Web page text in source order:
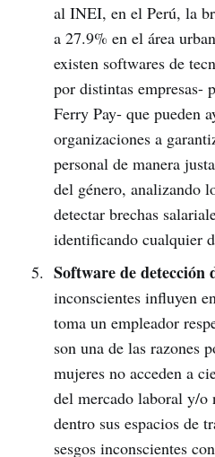
al INEI, en el Perú, la
a 27.9% en el área
existen softwares de
por distintas empresas-
Ferry Pay- que pueden
organizaciones a
personal de manera
del género, analizando
detectar brechas
identificando cualquier
Software de detección
inconscientes influyen
toma un empleador
son una de las razones
mujeres no acceden a
del mercado laboral y/o
dentro sus espacios de
sesgos inconscientes